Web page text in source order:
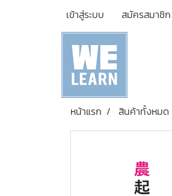
เข้าสู่ระบบ สมัครสมาชิก
หน้าแรก สินค้าทั้งหมด